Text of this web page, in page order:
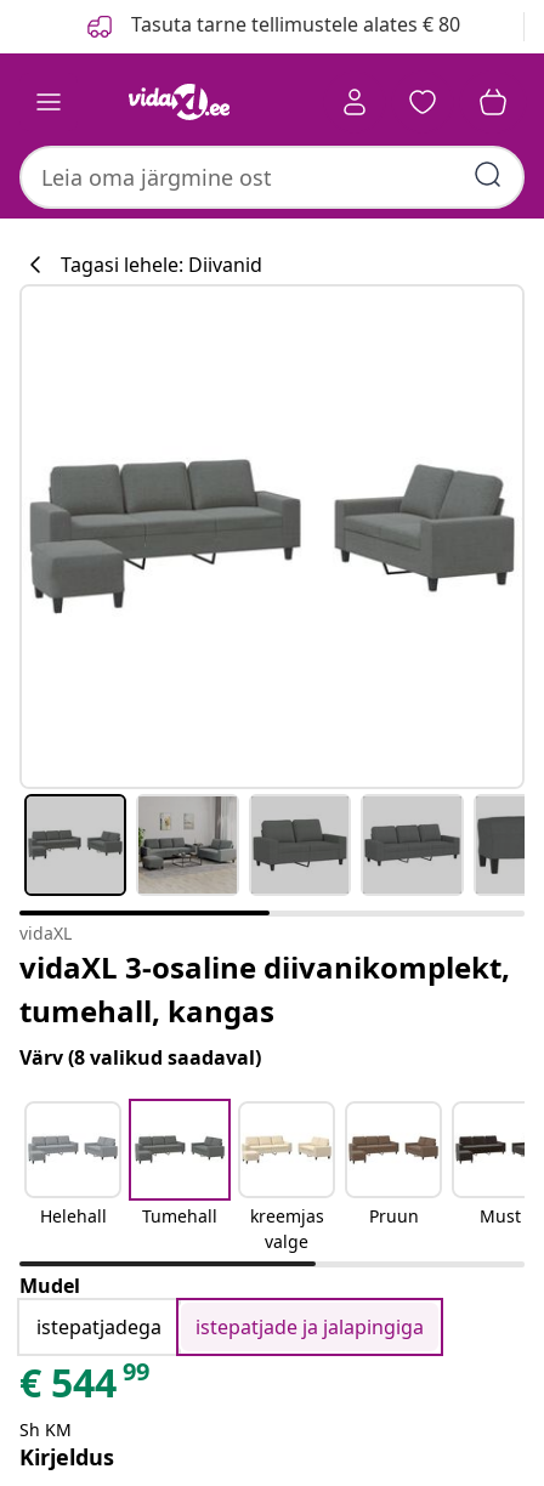
Tasuta tarne tellimustele alates € 80
#sharemevidaxl
Tagasi lehele: Diivanid
vidaXL
vidaXL 3-osaline diivanikomplekt,
tumehall, kangas
Värv(8 valikud saadaval)
Helehall Tumehall
kreemjas
valge
Pruun Must
Mudel
istepatjadega
istepatjade ja jalapingiga
€ 54499
Sh KM
Kirjeldus